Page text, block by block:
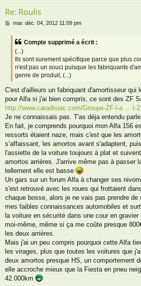
Re: Roulis
M
mar. déc. 04, 2012 11:09 pm
Compte supprimé a écrit :
(...)
Ils sont surement spécifique parce que plus
n'est pas un souci puisque les fabriquants
genre de produit, (...)
C'est d'ailleurs un fabriquant d'amortisseur qui
pour Alfa si j'ai bien compris, ce sont des ZF
http://www.caradisiac.com/Groupe-ZF-l-a ... t-
Je ne connaissais pas. T'as déja entendu
En fait, je comprends pourquoi mon Alfa 156
ressorts étaient naze, mais c'est que les
s’affaissant, les amortos avant s'adaptent,
l'assiette de la voiture toujours à plat et
amortos arrières. J'arrive même pas à passer
tellement elle est basse
Un gars sur un forum Alfa à changer ses
s'est retrouvé avec les roues qui frottaient
chaque bosse, alors je ne vais pas prendre
mes faibles connaissances automobiles et
la voiture en sécurité dans une cour en gravier
moi-même, même si ça me coûte presque
les deux arrières.
Mais j'ai un peu compris pourquoi cette Alfa
les virages, plus que toutes les voitures que
deux amortos presque HS, un comportement
elle accroche mieux que la Fiesta en pneu
42.000km